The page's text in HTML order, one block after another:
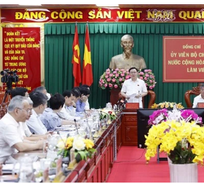
文化
体育
国际
旅游
友谊桥梁